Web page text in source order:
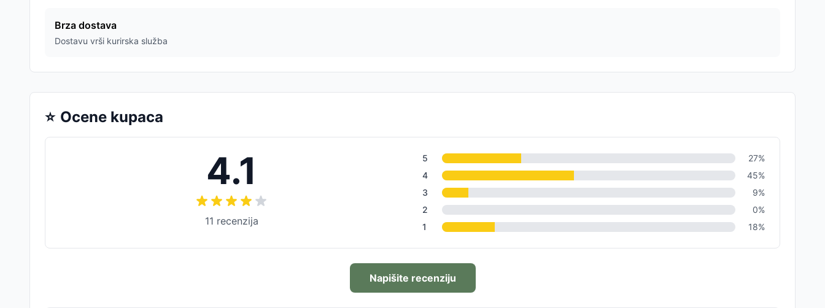
Brza dostava
Dostavu vrši kurirska služba
⭐ Ocene kupaca
4.1
11 recenzija
5 27%
4
45%
3
9%
2
0%
1
18%
Napišite recenziju